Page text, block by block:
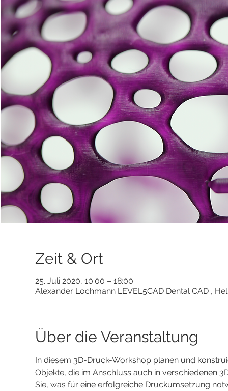
Zeit & Ort
25. Juli 2020, 10:00 – 18:00
Alexander Lochmann LEVEL5CAD Dental CAD ,
Über die Veranstaltung
In diesem 3D-Druck-Workshop planen und
Objekte, die im Anschluss auch in verschiedenen
Sie, was für eine erfolgreiche Druckumsetzung